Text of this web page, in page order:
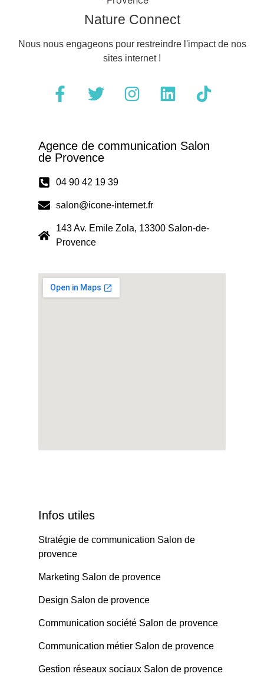
Nature Connect
Nous nous engageons pour restreindre l'impact de nos
sites internet !
Agence de communication Salon
de Provence
04 90 42 19 39
salon@icone-internet.fr
143 Av. Emile Zola, 13300 Salon-de-
Provence
Infos utiles
Stratégie de communication Salon de
provence
Marketing Salon de provence
Design Salon de provence
Communication société Salon de provence
Communication métier Salon de provence
Gestion réseaux sociaux Salon de provence